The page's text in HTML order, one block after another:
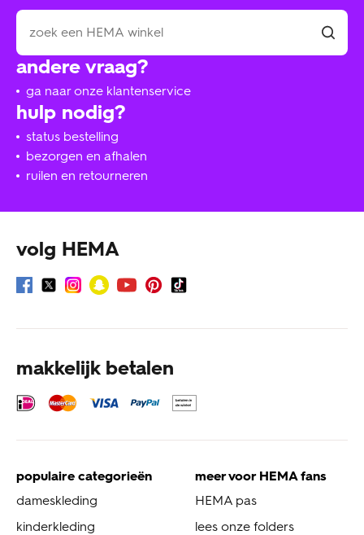
hulp nodig?
status bestelling
bezorgen en afhalen
ruilen en retourneren
andere vraag?
ga naar onze klantenservice
volg HEMA
makkelijk betalen
populaire categorieën
dameskleding
kinderkleding
meer voor HEMA fans
HEMA pas
lees onze folders